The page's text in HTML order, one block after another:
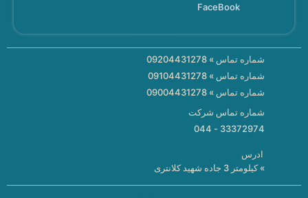
FaceBook
شماره تماس » 09204431278
شماره تماس » 09104431278
شماره تماس » 09004431278
شماره تماس شرکت
33372974 - 044
ادرس
» کیلومتر 3 جاده شهید کلانتری